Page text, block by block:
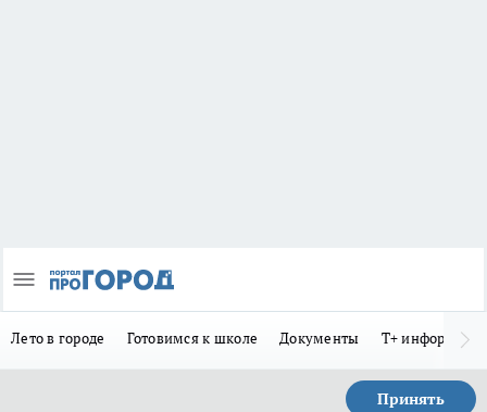
Лето в городе Готовимся к школе Документы Т+
Принять